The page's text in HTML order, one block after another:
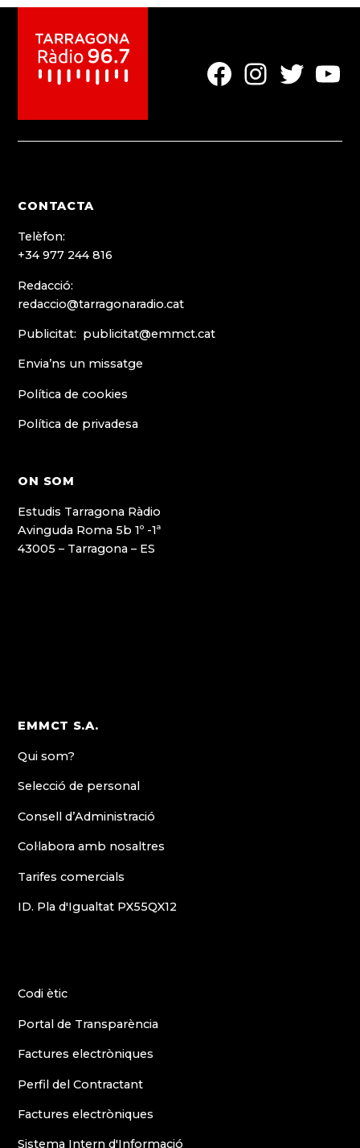
ElementElementElement
CONTACTA
Telèfon:
+34 977 244 816
Redacció:
redaccio@tarragonaradio.cat
Publicitat: publicitat@emmct.cat
Envia’ns un missatge
Política de cookies
Política de privadesa
ON SOM
Estudis Tarragona Ràdio
Avinguda Roma 5b 1º -1ª
43005 – Tarragona – ES
EMMCT S.A.
Qui som?
Selecció de personal
Consell d’Administració
Col·labora amb nosaltres
Tarifes comercials
ID. Pla d'Igualtat PX55QX12
Codi ètic
Portal de Transparència
Factures electròniques
Perfil del Contractant
Factures electròniques
Sistema Intern d'Informació